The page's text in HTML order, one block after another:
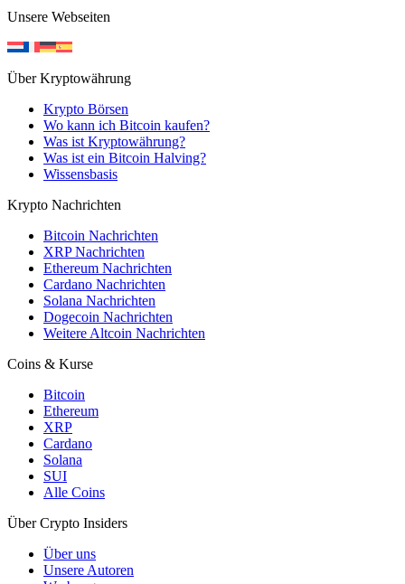
Unsere Webseiten
Über Kryptowährung
Krypto Börsen
Wo kann ich Bitcoin kaufen?
Was ist Kryptowährung?
Was ist ein Bitcoin Halving?
Wissensbasis
Krypto Nachrichten
Bitcoin Nachrichten
XRP Nachrichten
Ethereum Nachrichten
Cardano Nachrichten
Solana Nachrichten
Dogecoin Nachrichten
Weitere Altcoin Nachrichten
Coins & Kurse
Bitcoin
Ethereum
XRP
Cardano
Solana
SUI
Alle Coins
Über Crypto Insiders
Über uns
Unsere Autoren